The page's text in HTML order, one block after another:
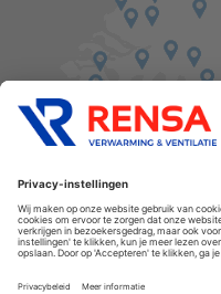
Cookies
Privacyverklaring